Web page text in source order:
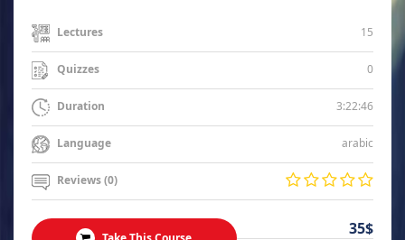
Lectures 15
Quizzes 0
Duration 3:22:46
Language arabic
Reviews (0)
35$